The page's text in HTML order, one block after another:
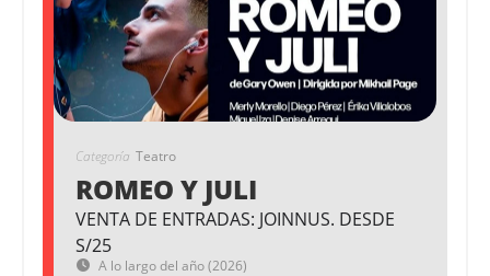
Categoría Teatro
ROMEO Y JULI
VENTA DE ENTRADAS: JOINNUS. DESDE
S/25
A lo largo del año (2026)